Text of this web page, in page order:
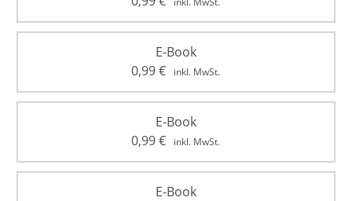
E-Book
0,99€ inkl. MwSt.
E-Book
0,99€ inkl. MwSt.
E-Book